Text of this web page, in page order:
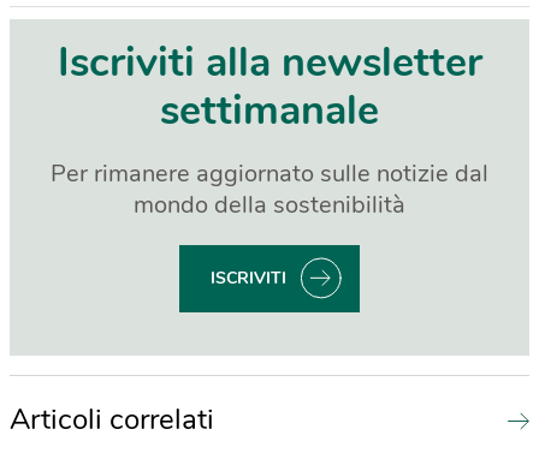
Iscriviti alla newsletter
settimanale
Per rimanere aggiornato sulle notizie dal
mondo della sostenibilità
ISCRIVITI
Articoli correlati